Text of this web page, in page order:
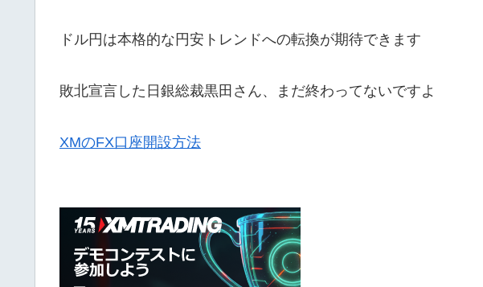
ドル円は本格的な円安トレンドへの転換が期待できます
敗北宣言した日銀総裁黒田さん、まだ終わってないですよ
XMのFX口座開設方法